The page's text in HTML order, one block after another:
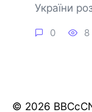
України
0 8
© 2026